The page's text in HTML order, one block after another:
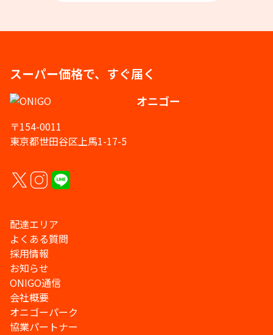
スーパー価格で、すぐ届く
オニゴー
〒154-0011
東京都世田谷区上馬1-17-5
配達エリア
よくある質問
採用情報
お知らせ
ONIGO通信
会社概要
オニゴーパーク
協業パートナー